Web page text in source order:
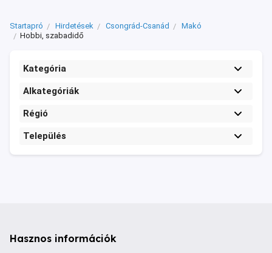
Startapró Hirdetések Csongrád-Csanád
Makó
Hobbi, szabadidő
Kategória
Alkategóriák
Régió
Település
Hasznos információk